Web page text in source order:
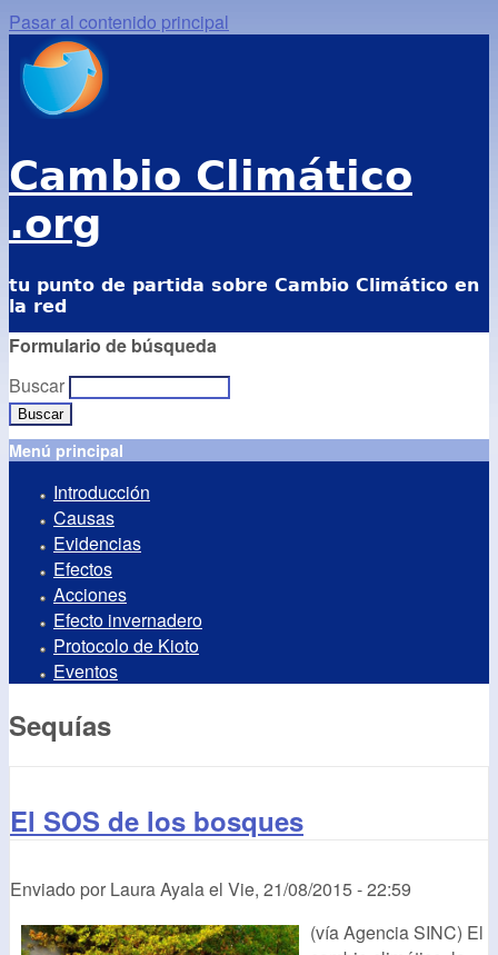
Pasar al contenido principal
Cambio Climático
.org
tu punto de partida sobre Cambio Climático en
la red
Formulario de búsqueda
Buscar
Menú principal
Introducción
Causas
Evidencias
Efectos
Acciones
Efecto invernadero
Protocolo de Kioto
Eventos
Sequías
El SOS de los bosques
Enviado por Laura Ayalael Vie, 21/08/2015 - 22:59
(vía Agencia SINC) El